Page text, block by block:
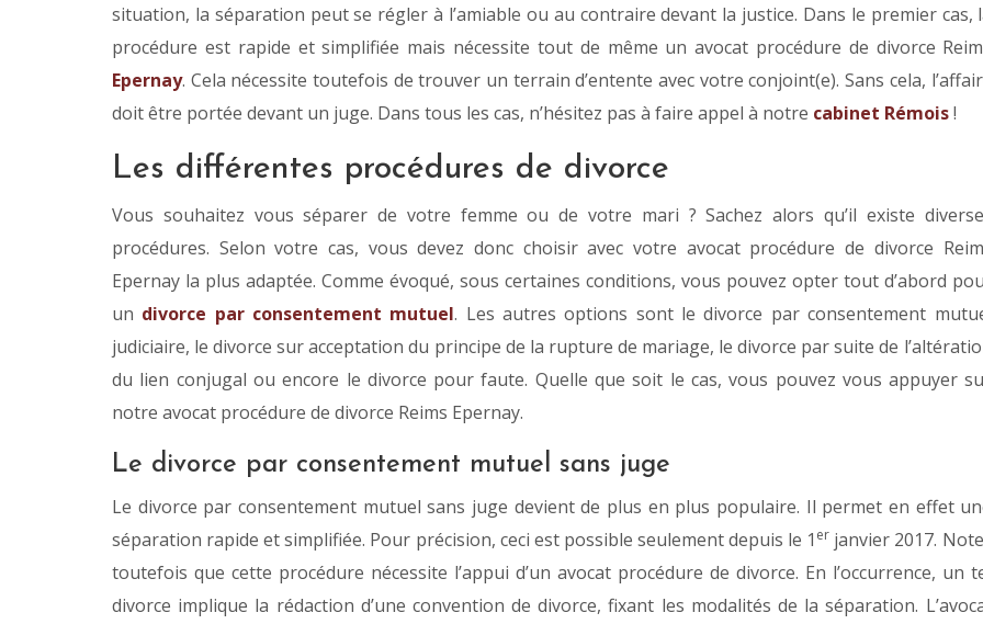
situation, la séparation peut se régler à l’amiable ou au contraire devant la justice. Dans le premier cas,
procédure est rapide et simplifiée mais nécessite tout de même un avocat procédure de divorce
Epernay. Cela nécessite toutefois de trouver un terrain d’entente avec votre conjoint(e). Sans cela,
doit être portée devant un juge. Dans tous les cas, n’hésitez pas à faire appel à notre cabinet Rémois!
Les différentes procédures de divorce
Vous souhaitez vous séparer de votre femme ou de votre mari ? Sachez alors qu’il existe
procédures. Selon votre cas, vous devez donc choisir avec votre avocat procédure de divorce
Epernay la plus adaptée. Comme évoqué, sous certaines conditions, vous pouvez opter tout d’abord
un divorce par consentement mutuel. Les autres options sont le divorce par consentement
judiciaire, le divorce sur acceptation du principe de la rupture de mariage, le divorce par suite de
du lien conjugal ou encore le divorce pour faute. Quelle que soit le cas, vous pouvez vous appuyer
notre avocat procédure de divorce Reims Epernay.
Le divorce par consentement mutuel sans juge
Le divorce par consentement mutuel sans juge devient de plus en plus populaire. Il permet en effet
séparation rapide et simplifiée. Pour précision, ceci est possible seulement depuis le 1 er janvier 2017.
toutefois que cette procédure nécessite l’appui d’un avocat procédure de divorce. En l’occurrence, un
divorce implique la rédaction d’une convention de divorce, fixant les modalités de la séparation.